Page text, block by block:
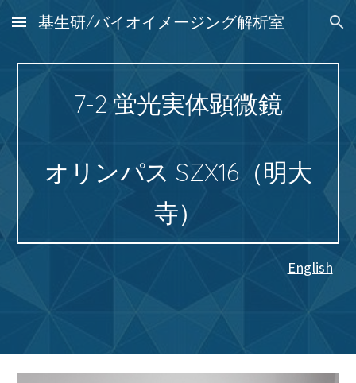
Skip to main content Skip to navigation
基生研/バイオイメージング解析室
7-2 蛍光実体顕微鏡
オリンパス SZX16（明大
寺）
English